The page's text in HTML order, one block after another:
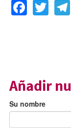
Añadir
Su nombre